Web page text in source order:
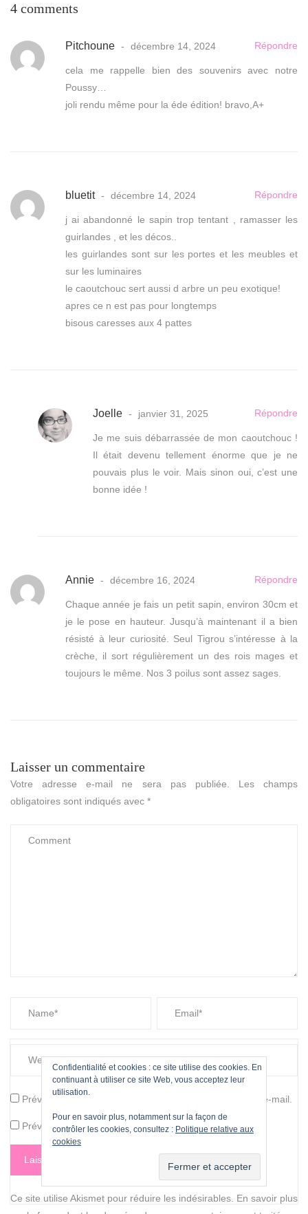
4 comments
Pitchoune décembre 14, 2024 Répondre
cela me rappelle bien des souvenirs avec notre
Poussy…
joli rendu même pour la éde édition! bravo,A+
bluetit décembre 14, 2024 Répondre
j ai abandonné le sapin trop tentant , ramasser les
guirlandes , et les décos..
les guirlandes sont sur les portes et les meubles et
sur les luminaires
le caoutchouc sert aussi d arbre un peu exotique!
apres ce n est pas pour longtemps
bisous caresses aux 4 pattes
Joelle janvier 31, 2025 Répondre
Je me suis débarrassée de mon caoutchouc !
Il était devenu tellement énorme que je ne
pouvais plus le voir. Mais sinon oui, c’est une
bonne idée !
Annie décembre 16, 2024 Répondre
Chaque année je fais un petit sapin, environ 30cm et
je le pose en hauteur. Jusqu’à maintenant il a bien
résisté à leur curiosité. Seul Tigrou s’intéresse à la
crèche, il sort régulièrement un des rois mages et
toujours le même. Nos 3 poilus sont assez sages.
Laisser un commentaire
Votre adresse e-mail ne sera pas publiée.
Les champs
obligatoires sont indiqués avec *
Prévenez-moi de tous les nouveaux commentaires par e-mail.
Prévenez-moi de tous les nouveaux articles par e-mail.
Ce site utilise Akismet pour réduire les indésirables. En savoir plus
Confidentialité et cookies : ce site utilise des cookies. En
continuant à utiliser ce site Web, vous acceptez leur
utilisation.
Pour en savoir plus, notamment sur la façon de
contrôler les cookies, consultez : Politique relative aux
cookies